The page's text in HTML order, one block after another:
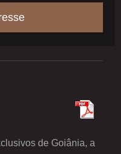
de Goiânia, a